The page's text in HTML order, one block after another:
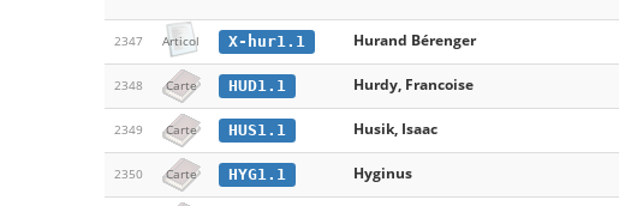
2347 Articol X-hur1.1 Hurand Bérenger
2348 Carte HUD1.1 Hurdy, Francoise
2349 Carte HUS1.1 Husik, Isaac
2350 Carte HYG1.1 Hyginus